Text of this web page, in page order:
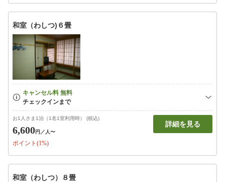
和室（わしつ)６畳
お1人さま1泊（1名1室利用時） (税込)
6,600円 ／人〜
ポイント(1%)
詳細を見る
和室（わしつ）８畳